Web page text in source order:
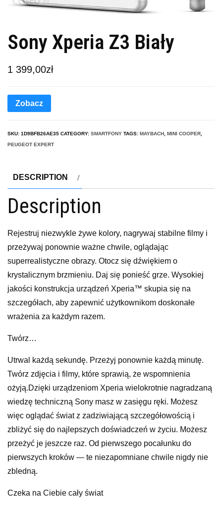
Sony Xperia Z3 Biały
1 399,00zł
Zobacz
SKU: 1D9BFB26AE35 CATEGORY: SMARTFONY TAGS: MAYBACH, MINI COOPER,
PEUGEOT EXPERT
DESCRIPTION
Description
Rejestruj niezwykle żywe kolory, nagrywaj stabilne filmy i
przeżywaj ponownie ważne chwile, oglądając
superrealistyczne obrazy. Otocz się dźwiękiem o
krystalicznym brzmieniu. Daj się ponieść grze. Wysokiej
jakości konstrukcja urządzeń Xperia™ skupia się na
szczegółach, aby zapewnić użytkownikom doskonałe
wrażenia za każdym razem.
Twórz…
Utrwal każdą sekundę. Przeżyj ponownie każdą minutę.
Twórz zdjęcia i filmy, które sprawią, że wspomnienia
ożyją.Dzięki urządzeniom Xperia wielokrotnie nagradzaną
wiedzę techniczną Sony masz w zasięgu ręki. Możesz
więc oglądać świat z zadziwiającą szczegółowością i
zbliżyć się do najlepszych doświadczeń w życiu. Możesz
przeżyć je jeszcze raz. Od pierwszego pocałunku do
pierwszych kroków — te niezapomniane chwile nigdy nie
zbledną.
Czeka na Ciebie cały świat